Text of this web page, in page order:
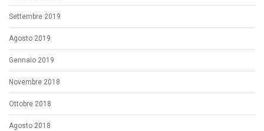
Settembre 2019
Agosto 2019
Gennaio 2019
Novembre 2018
Ottobre 2018
Agosto 2018